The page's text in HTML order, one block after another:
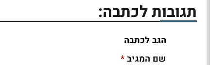
תגובות לכתבה:
הגב לכתבה
שם המגיב*